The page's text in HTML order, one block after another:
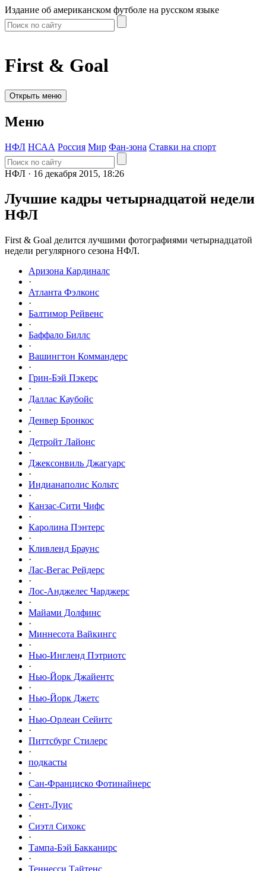
Издание об американском футболе на русском языке
First & Goal
Открыть меню
Меню
НФЛ НСАА Россия Мир Фан-зона Ставки на спорт
НФЛ · 16 декабря 2015, 18:26
Лучшие кадры четырнадцатой недели
НФЛ
First & Goal делится лучшими фотографиями четырнадцатой
недели регулярного сезона НФЛ.
Аризона Кардиналс
·
Атланта Фэлконс
·
Балтимор Рейвенс
·
Баффало Биллс
·
Вашингтон Коммандерс
·
Грин-Бэй Пэкерс
·
Даллас Каубойс
·
Денвер Бронкос
·
Детройт Лайонс
·
Джексонвиль Джагуарс
·
Индианаполис Кольтс
·
Канзас-Сити Чифс
·
Каролина Пэнтерс
·
Кливленд Браунс
·
Лас-Вегас Рейдерс
·
Лос-Анджелес Чарджерс
·
Майами Долфинс
·
Миннесота Вайкингс
·
Нью-Ингленд Пэтриотс
·
Нью-Йорк Джайентс
·
Нью-Йорк Джетс
·
Нью-Орлеан Сейнтс
·
Питтсбург Стилерс
·
подкасты
·
Сан-Франциско Фотинайнерс
·
Сент-Луис
·
Сиэтл Сихокс
·
Тампа-Бэй Бакканирс
·
Теннесси Тайтенс